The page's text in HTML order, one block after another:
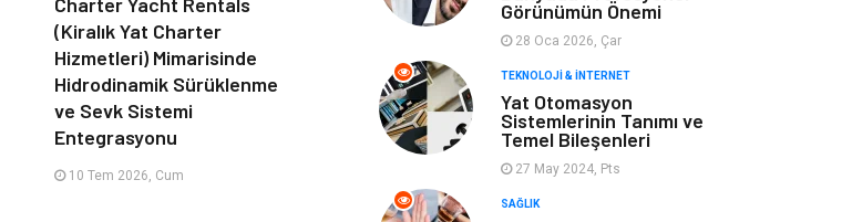
(Kiralık Yat Charter
Hizmetleri) Mimarisinde
Hidrodinamik Sürüklenme
ve Sevk Sistemi
Entegrasyonu
10 Tem 2026, Cum
Görünümün Önemi
28 Oca 2026, Çar
TEKNOLOJI & İNTERNET
Yat Otomasyon
Sistemlerinin Tanımı ve
Temel Bileşenleri
27 May 2024, Pts
SAĞLIK